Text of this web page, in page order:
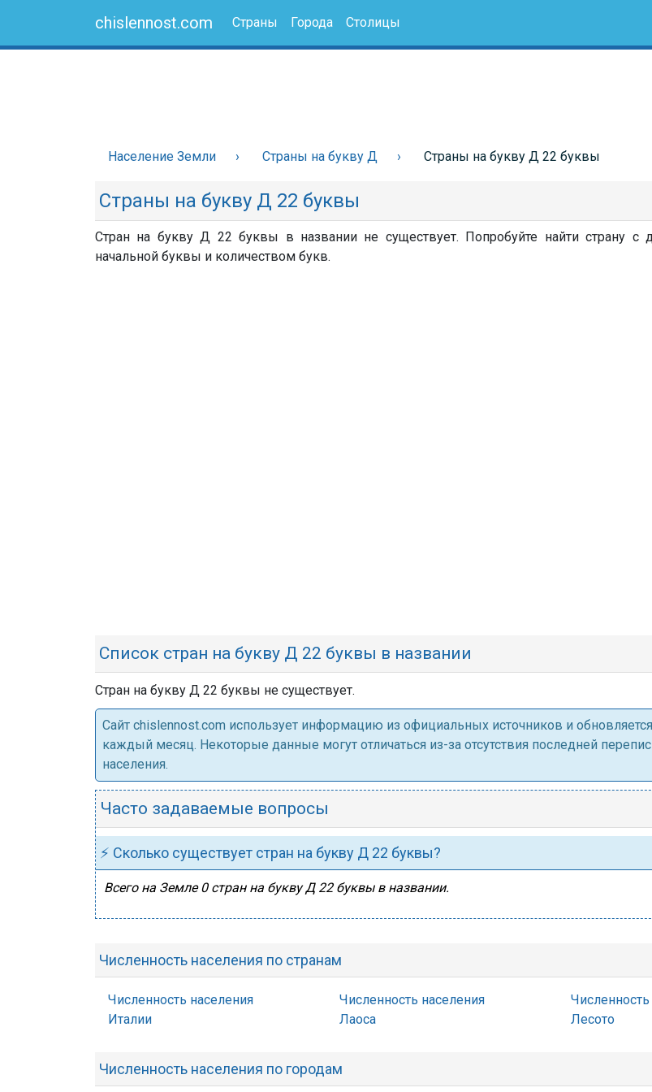
chislennost.com Страны Города Столицы
Население Земли Страны на букву Д Страны на букву Д 22 буквы
Страны на букву Д 22 буквы
Стран на букву Д 22 буквы в названии не существует. Попробуйте найти страну с
начальной буквы и количеством букв.
Список стран на букву Д 22 буквы в названии
Стран на букву Д 22 буквы не существует.
Cайт chislennost.com использует информацию из официальных источников и обновляется
каждый месяц. Некоторые данные могут отличаться из-за отсутствия последней
населения.
Часто задаваемые вопросы
⚡ Сколько существует стран на букву Д 22 буквы?
Всего на Земле 0 стран на букву Д 22 буквы в названии.
Численность населения по странам
Численность населения
Италии
Численность населения
Лаоса
Лесото
Численность населения по городам